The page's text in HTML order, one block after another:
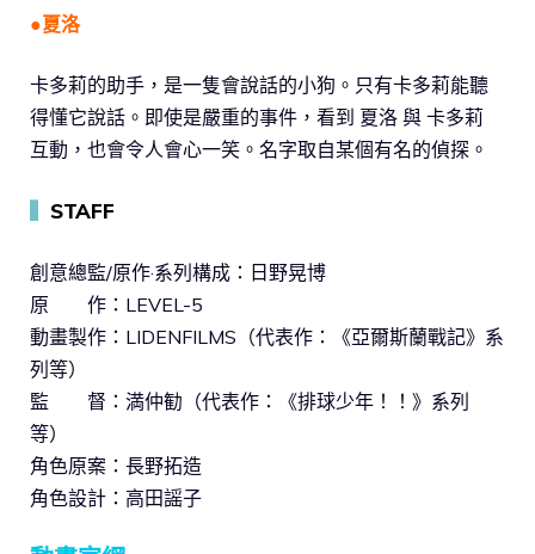
●夏洛
卡多莉的助手，是一隻會說話的小狗。只有卡多莉能聽
得懂它說話。即使是嚴重的事件，看到 夏洛 與 卡多莉
互動，也會令人會心一笑。名字取自某個有名的偵探。
STAFF
創意總監/原作·系列構成：日野晃博
原 作：LEVEL-5
動畫製作：LIDENFILMS（代表作：《亞爾斯蘭戰記》系
列等）
監 督：満仲勧（代表作：《排球少年！！》系列
等）
角色原案：長野拓造
角色設計：高田謡子